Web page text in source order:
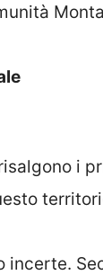
i
incerte.